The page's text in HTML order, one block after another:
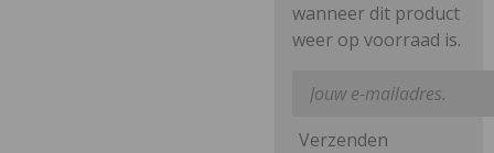
wanneer dit product
weer op voorraad is.
Verzenden